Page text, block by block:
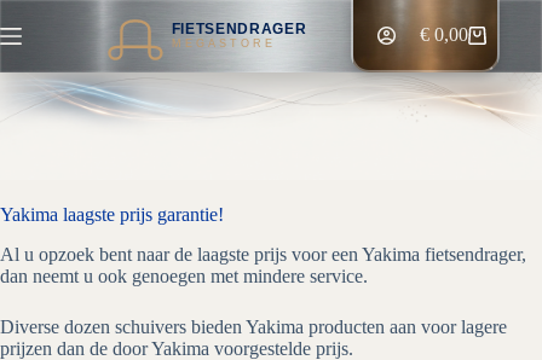
naar
inhoud
FIETSENDRAGER
MEGASTORE Winkelwagen
€0,00
Yakima laagste prijs garantie!
Al u opzoek bent naar de laagste prijs voor een Yakima fietsendrager,
dan neemt u ook genoegen met mindere service.
Diverse dozen schuivers bieden Yakima producten aan voor lagere
prijzen dan de door Yakima voorgestelde prijs.